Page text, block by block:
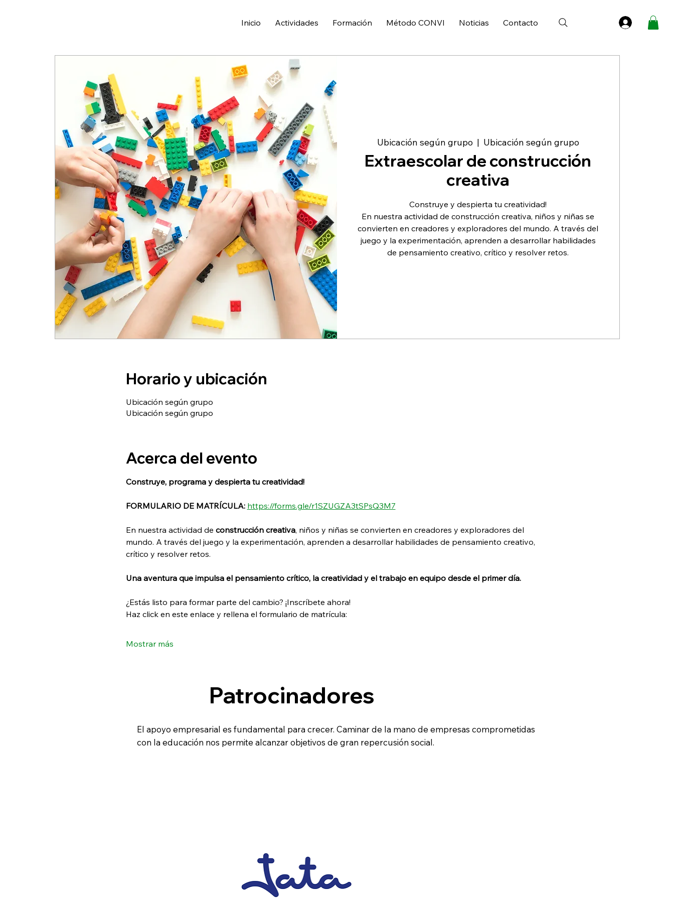
Inicio Actividades Formación Método CONVI Noticias Contacto
Ubicación según grupo
  |
Ubicación según grupo
Extraescolar de construcción
creativa
Construye y despierta tu creatividad!
En nuestra actividad de construcción creativa, niños y niñas se
convierten en creadores y exploradores del mundo. A través del
juego y la experimentación, aprenden a desarrollar habilidades
de pensamiento creativo, crítico y resolver retos.
Horario y ubicación
Ubicación según grupo
Ubicación según grupo
Acerca del evento
Construye, programa y despierta tu creatividad!
FORMULARIO DE MATRÍCULA: https://forms.gle/r1SZUGZA3tSPsQ3M7
En nuestra actividad de construcción creativa, niños y niñas se convierten en creadores y exploradores del
mundo. A través del juego y la experimentación, aprenden a desarrollar habilidades de pensamiento creativo,
crítico y resolver retos.
Una aventura que impulsa el pensamiento crítico, la creatividad y el trabajo en equipo desde el primer día.
¿Estás listo para formar parte del cambio? ¡Inscríbete ahora!
Haz click en este enlace y rellena el formulario de matrícula:
Mostrar más
Patrocinadores
El apoyo empresarial es fundamental para crecer. Caminar de la mano de empresas comprometidas
con la educación nos permite alcanzar objetivos de gran repercusión social.